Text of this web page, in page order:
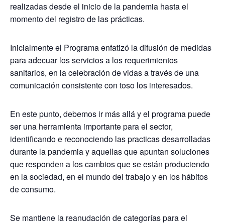
realizadas desde el inicio de la pandemia hasta el
momento del registro de las prácticas.
Inicialmente el Programa enfatizó la difusión de medidas
para adecuar los servicios a los requerimientos
sanitarios, en la celebración de vidas a través de una
comunicación consistente con toso los interesados.
En este punto, debemos ir más allá y el programa puede
ser una herramienta importante para el sector,
identificando e reconociendo las practicas desarrolladas
durante la pandemia y aquellas que apuntan soluciones
que responden a los cambios que se están produciendo
en la sociedad, en el mundo del trabajo y en los hábitos
de consumo.
Se mantiene la reanudación de categorías para el